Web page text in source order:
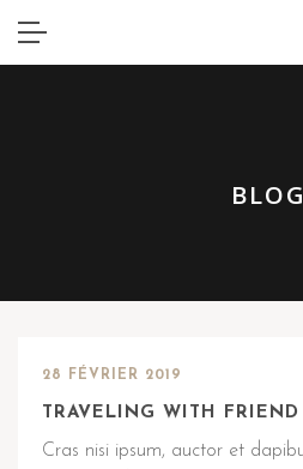
BLOG
28 FÉVRIER 2019
TRAVELING WITH FRIEND
Cras nisi ipsum, auctor et